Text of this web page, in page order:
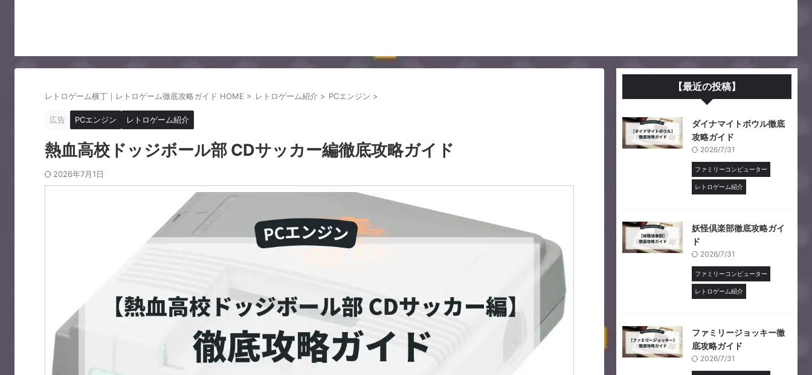
レトロゲーム横丁｜レトロゲーム徹底攻略ガイド HOME > レトロゲーム紹介 > PCエンジン >
広告 PCエンジン レトロゲーム紹介
熱血高校ドッジボール部 CDサッカー編徹底攻略ガイド
2026年7月1日
【最近の投稿】
ダイナマイトボウル徹底
攻略ガイド
2026/7/31
ファミリーコンピューター
レトロゲーム紹介
妖怪倶楽部徹底攻略ガイ
ド
2026/7/31
ファミリーコンピューター
レトロゲーム紹介
ファミリージョッキー徹
底攻略ガイド
2026/7/31